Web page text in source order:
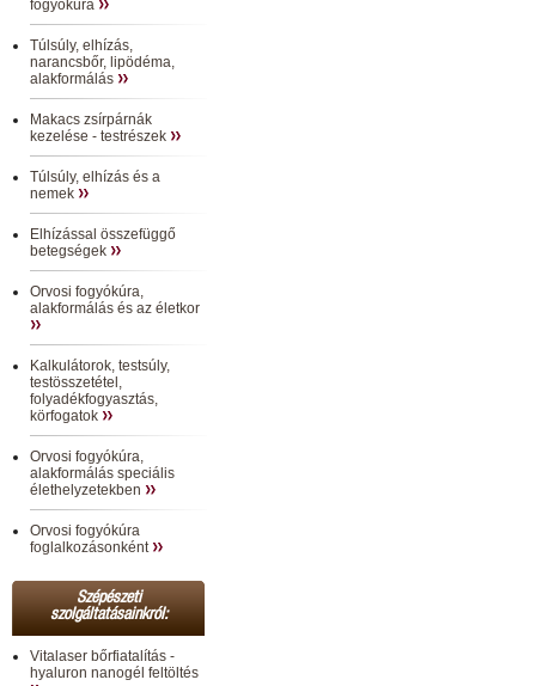
fogyókúra
Túlsúly, elhízás,
narancsbőr, lipödéma,
alakformálás
Makacs zsírpárnák
kezelése - testrészek
Túlsúly, elhízás és a
nemek
Elhízással összefüggő
betegségek
Orvosi fogyókúra,
alakformálás és az életkor
Kalkulátorok, testsúly,
testösszetétel,
folyadékfogyasztás,
körfogatok
Orvosi fogyókúra,
alakformálás speciális
élethelyzetekben
Orvosi fogyókúra
foglalkozásonként
Szépészeti
szolgáltatásainkról:
Vitalaser bőrfiatalítás -
hyaluron nanogél feltöltés